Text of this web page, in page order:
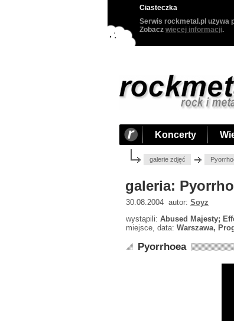
Ciasteczka
Serwis rockmetal.pl używa
Zobacz więcej informacji.
Koncerty
galerie zdjęć
galeria:
30.08.2004 autor: Soyz
wystąpili: Abused Majesty;
miejsce, data: Warszawa,
Pyorrhoea